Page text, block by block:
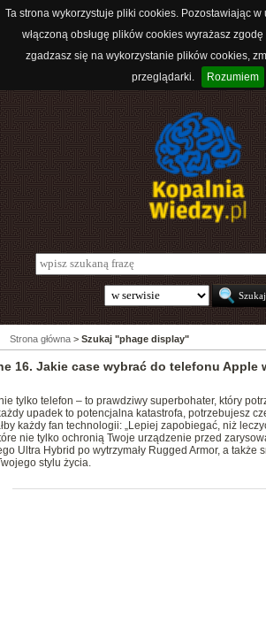
Ta strona wykorzystuje pliki cookies. Pozostawiając
włączoną obsługę plików cookies wyrażasz
zgadzasz się na wykorzystanie plików cookies,
przeglądarki.
Rozumiem
Strona główna > Szukaj "phage display"
16. Jakie case wybrać do telefonu Apple
tylko telefon – to prawdziwy superbohater, który
upadek to potencjalna katastrofa, potrzebujesz
każdy fan technologii: „Lepiej zapobiegać, niż
nie tylko ochronią Twoje urządzenie przed
Ultra Hybrid po wytrzymały Rugged Armor, a także
stylu życia.